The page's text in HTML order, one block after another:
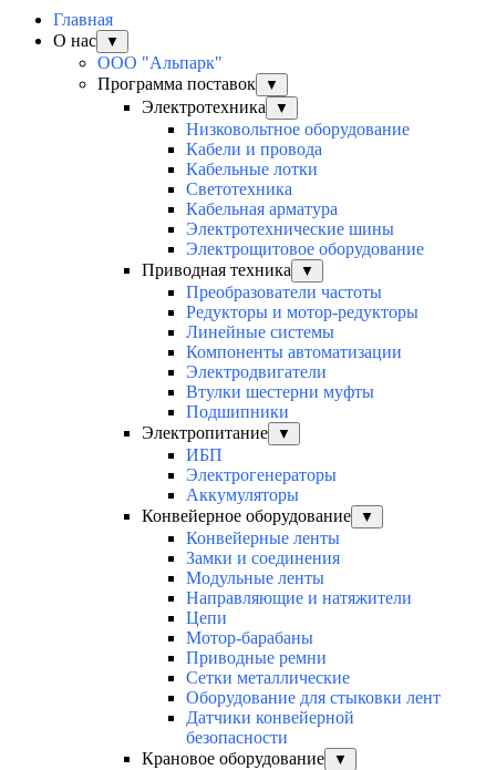
Главная
О нас
▼
ООО "Альпарк"
Программа поставок
▼
Электротехника ▼
Низковольтное оборудование
Кабели и провода
Кабельные лотки
Светотехника
Кабельная арматура
Электротехнические шины
Электрощитовое оборудование
Приводная техника
▼
Преобразователи частоты
Редукторы и мотор-редукторы
Линейные системы
Компоненты автоматизации
Электродвигатели
Втулки шестерни муфты
Подшипники
Электропитание
▼
ИБП
Электрогенераторы
Аккумуляторы
Конвейерное оборудование
▼
Конвейерные ленты
Замки и соединения
Модульные ленты
Направляющие и натяжители
Цепи
Мотор-барабаны
Приводные ремни
Сетки металлические
Оборудование для стыковки лент
Датчики конвейерной
безопасности
Крановое оборудование
▼